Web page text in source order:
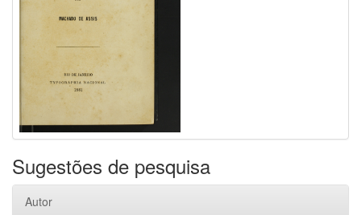
Sugestões de pesquisa
Autor